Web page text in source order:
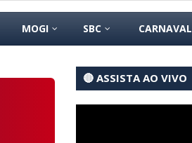
MOGI SBC CARNAVAL
🔴 ASSISTA AO VIVO